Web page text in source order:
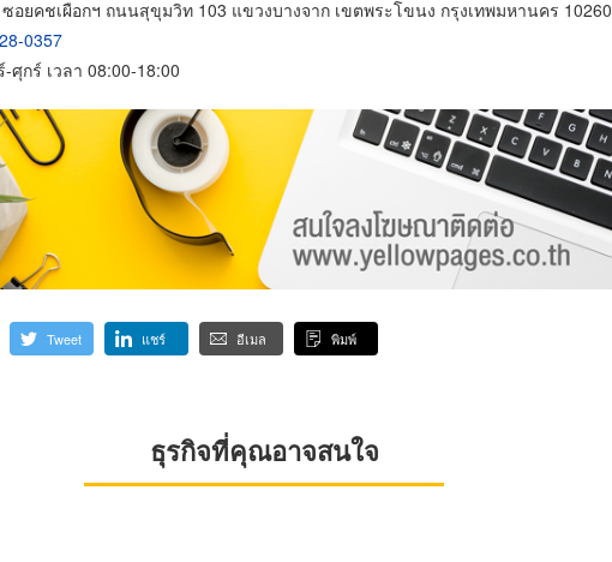
อยคชเผือกฯ ถนนสุขุมวิท 103 แขวงบางจาก เขตพระโขนง กรุงเทพมหานคร 10260
0357
ศุกร์ เวลา 08:00-18:00
Tweet แชร์ อีเมล พิมพ์
ธุรกิจที่คุณอาจสนใจ